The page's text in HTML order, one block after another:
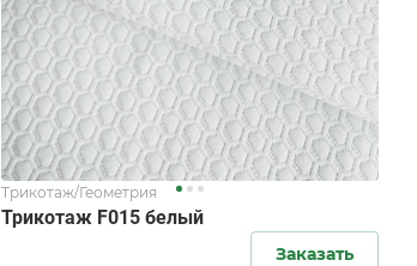
Трикотаж/Геометрия
Трикотаж F015 белый
Заказать